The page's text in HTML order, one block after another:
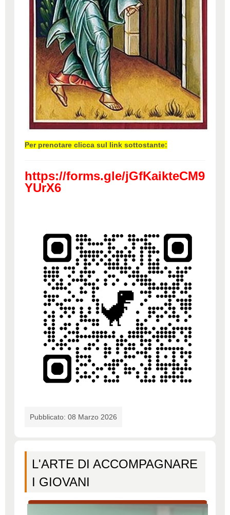
Per prenotare clicca sul link sottostante:
https://forms.gle/jGfKaikteCM9
YUrX6
Pubblicato: 08 Marzo 2026
L'ARTE DI ACCOMPAGNARE
I GIOVANI